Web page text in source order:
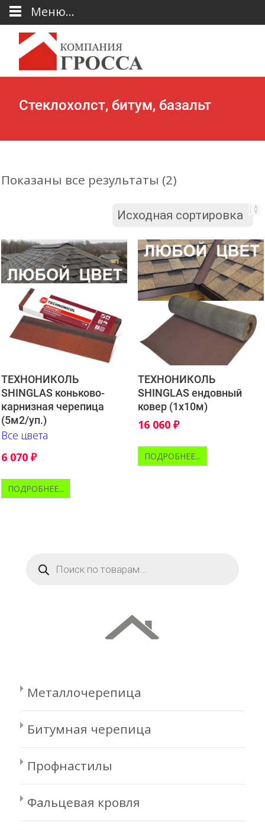
Стеклохолст, битум, базальт
Показаны все результаты (2)
ТЕХНОНИКОЛЬ
SHINGLAS коньково-
карнизная черепица
(5м2/уп.)
Все цвета
6 070 ₽
ПОДРОБНЕЕ...
ТЕХНОНИКОЛЬ
SHINGLAS ендовный
ковер (1х10м)
16 060 ₽
ПОДРОБНЕЕ...
товаров
Металлочерепица
Битумная черепица
Профнастилы
Фальцевая кровля
Меню...